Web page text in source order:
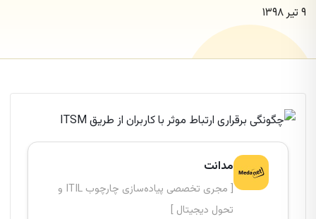
۹ تیر ۱۳۹۸
مدانت
[ مجری تخصصی پیاده‌سازی چارچوب ITIL و
تحول دیجیتال ]